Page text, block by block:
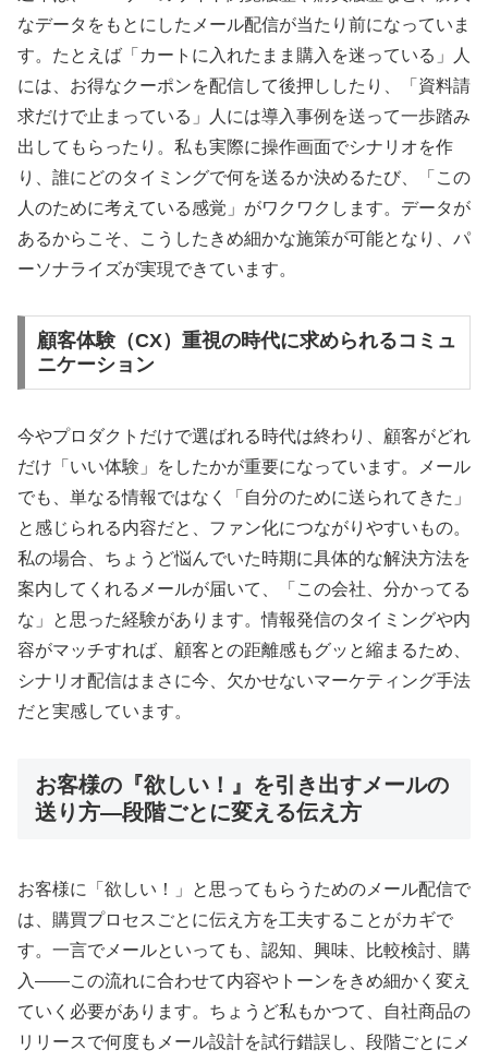
なデータをもとにしたメール配信が当たり前になっていま
す。たとえば「カートに入れたまま購入を迷っている」人
には、お得なクーポンを配信して後押ししたり、「資料請
求だけで止まっている」人には導入事例を送って一歩踏み
出してもらったり。私も実際に操作画面でシナリオを作
り、誰にどのタイミングで何を送るか決めるたび、「この
人のために考えている感覚」がワクワクします。データが
あるからこそ、こうしたきめ細かな施策が可能となり、パ
ーソナライズが実現できています。
顧客体験（CX）重視の時代に求められるコミュ
ニケーション
今やプロダクトだけで選ばれる時代は終わり、顧客がどれ
だけ「いい体験」をしたかが重要になっています。メール
でも、単なる情報ではなく「自分のために送られてきた」
と感じられる内容だと、ファン化につながりやすいもの。
私の場合、ちょうど悩んでいた時期に具体的な解決方法を
案内してくれるメールが届いて、「この会社、分かってる
な」と思った経験があります。情報発信のタイミングや内
容がマッチすれば、顧客との距離感もグッと縮まるため、
シナリオ配信はまさに今、欠かせないマーケティング手法
だと実感しています。
お客様の『欲しい！』を引き出すメールの
送り方―段階ごとに変える伝え方
お客様に「欲しい！」と思ってもらうためのメール配信で
は、購買プロセスごとに伝え方を工夫することがカギで
す。一言でメールといっても、認知、興味、比較検討、購
入――この流れに合わせて内容やトーンをきめ細かく変え
ていく必要があります。ちょうど私もかつて、自社商品の
リリースで何度もメール設計を試行錯誤し、段階ごとにメ